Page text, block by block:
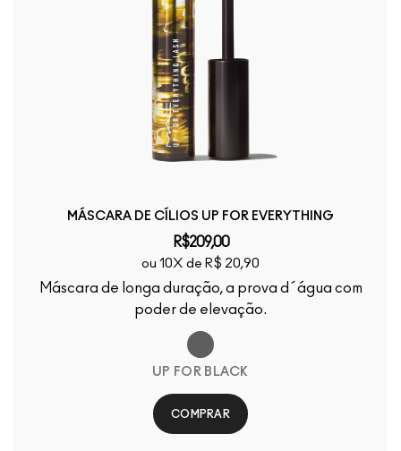
MÁSCARA DE CÍLIOS UP FOR EVERYTHING
R$209,00
ou 10X de R$ 20,90
Máscara de longa duração, a prova d´água com
poder de elevação.
UP FOR BLACK
COMPRAR